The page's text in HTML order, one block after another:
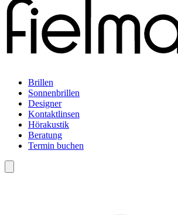
Brillen
Sonnenbrillen
Designer
Kontaktlinsen
Hörakustik
Beratung
Termin buchen